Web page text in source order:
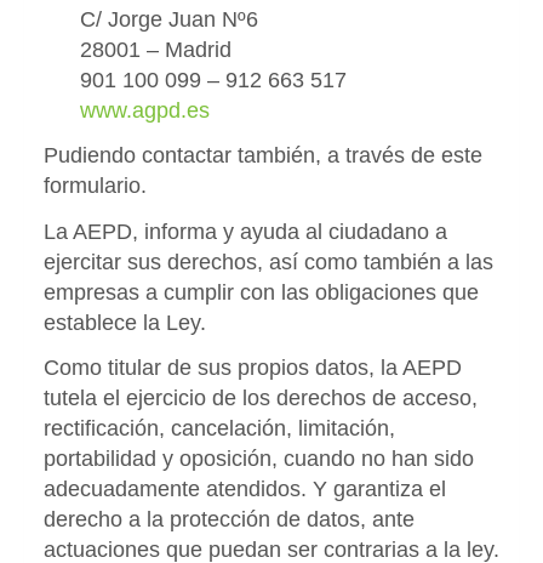
C/ Jorge Juan Nº6
28001 – Madrid
901 100 099 – 912 663 517
www.agpd.es
Pudiendo contactar también, a través de este
formulario.
La AEPD, informa y ayuda al ciudadano a
ejercitar sus derechos, así como también a las
empresas a cumplir con las obligaciones que
establece la Ley.
Como titular de sus propios datos, la AEPD
tutela el ejercicio de los derechos de acceso,
rectificación, cancelación, limitación,
portabilidad y oposición, cuando no han sido
adecuadamente atendidos. Y garantiza el
derecho a la protección de datos, ante
actuaciones que puedan ser contrarias a la ley.